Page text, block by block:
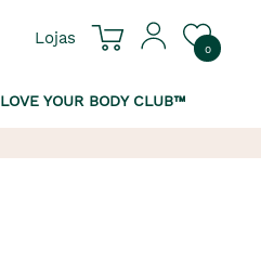
Lojas
0
LOVE YOUR BODY CLUB™